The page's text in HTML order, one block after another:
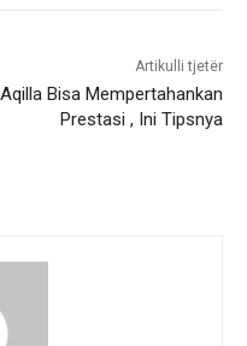
Artikulli tjetër
Aqilla Bisa Mempertahankan
Prestasi , Ini Tipsnya